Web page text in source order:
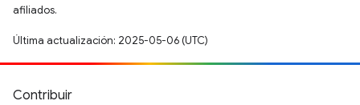
afiliados.
Última actualización: 2025-05-06 (UTC)
Contribuir